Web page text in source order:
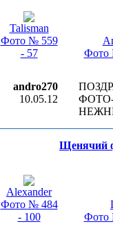
Talisman
Фото № 559
- 57
Фото
andro270
10.05.12
Щенячий
Alexander
Фото № 484
- 100
Фото